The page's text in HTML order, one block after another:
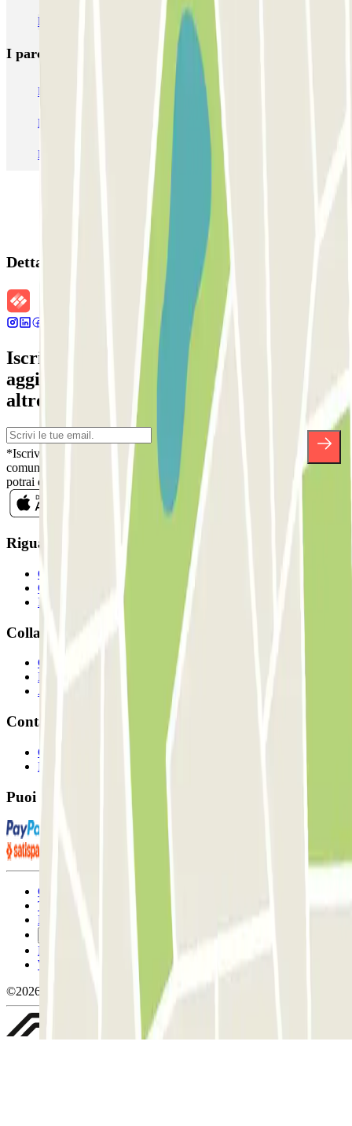
Parcheggi all’Aeroporto di Valladolid (VLL)
I parcheggi
Parcheggio Venezia Parcheggio Piazzale Roma Venezia
Parcheggio Roma Parcheggio Milano
Parcheggio Malpensa Terminal 1 Parcheggio Malpensa
Dettagli della prenotazione
Iscriviti alla nostra Newsletter e rimani
aggiornato su sconti, concorsi e tante
altre sorprese.
*Iscrivendoti, accetti la nostra Informativa sulla Privacy per ricevere
comunicazioni commerciali da Parclick. Senza alcun impegno,
potrai disiscriverti quando vuoi direttamente dalla stessa newsletter.
Riguardo a Parclcik
Chi siamo
Come funziona?
I Nostri Parcheggi
Collaboriamo?
Collaboratori
Proprietari di parcheggio
Affiliati
Contatto
Contattaci
FAQ
Puoi utilizzare questi metodi di pagamento:
Condizioni contrattuali e di utilizzo
Termini di cancellazione
Politica sui cookies
Politica sulla privacy
Whistleblowing
©2026 Parclick. Tutti i diritti riservati